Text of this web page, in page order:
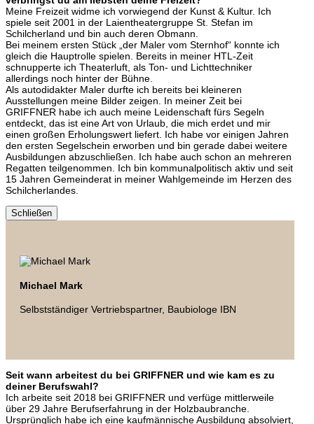
Meine Freizeit widme ich vorwiegend der Kunst & Kultur. Ich
spiele seit 2001 in der Laientheatergruppe St. Stefan im
Schilcherland und bin auch deren Obmann.
Bei meinem ersten Stück „der Maler vom Sternhof“ konnte ich
gleich die Hauptrolle spielen. Bereits in meiner HTL-Zeit
schnupperte ich Theaterluft, als Ton- und Lichttechniker
allerdings noch hinter der Bühne.
Als autodidakter Maler durfte ich bereits bei kleineren
Ausstellungen meine Bilder zeigen. In meiner Zeit bei
GRIFFNER habe ich auch meine Leidenschaft fürs Segeln
entdeckt, das ist eine Art von Urlaub, die mich erdet und mir
einen großen Erholungswert liefert. Ich habe vor einigen Jahren
den ersten Segelschein erworben und bin gerade dabei weitere
Ausbildungen abzuschließen. Ich habe auch schon an mehreren
Regatten teilgenommen. Ich bin kommunalpolitisch aktiv und seit
15 Jahren Gemeinderat in meiner Wahlgemeinde im Herzen des
Schilcherlandes.
Schließen
Michael Mark
Selbstständiger Vertriebspartner, Baubiologe IBN
Seit wann arbeitest du bei GRIFFNER und wie kam es zu
deiner Berufswahl?
Ich arbeite seit 2018 bei GRIFFNER und verfüge mittlerweile
über 29 Jahre Berufserfahrung in der Holzbaubranche.
Ursprünglich habe ich eine kaufmännische Ausbildung absolviert,